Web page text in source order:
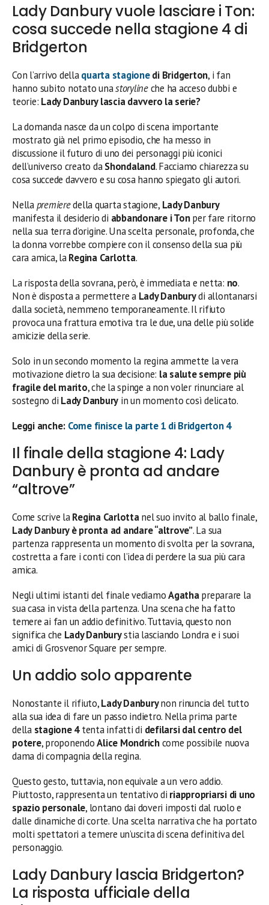
Lady Danbury vuole lasciare i Ton:
cosa succede nella stagione 4 di
Bridgerton
Con l’arrivo dellaquarta stagionedi Bridgerton, i fan
hanno subito notato unastorylineche ha acceso dubbi e
teorie: Lady Danbury lascia davvero la serie?
La domanda nasce da un colpo di scena importante
mostrato già nel primo episodio, che ha messo in
discussione il futuro di uno dei personaggi più iconici
dell’universo creato daShondaland. Facciamo chiarezza su
cosa succede davvero e su cosa hanno spiegato gli autori.
Nellapremieredella quarta stagione, Lady Danbury
manifesta il desiderio di abbandonare i Tonper fare ritorno
nella sua terra d’origine. Una scelta personale, profonda, che
la donna vorrebbe compiere con il consenso della sua più
cara amica, laRegina Carlotta.
La risposta della sovrana, però, è immediata e netta: no.
Non è disposta a permettere aLady Danburydi allontanarsi
dalla società, nemmeno temporaneamente. Il rifiuto
provoca una frattura emotiva tra le due, una delle più solide
amicizie della serie.
Solo in un secondo momento la regina ammette la vera
motivazione dietro la sua decisione: la salute sempre più
fragile del marito, che la spinge a non voler rinunciare al
sostegno di Lady Danbury in un momento così delicato.
Leggi anche: Come finisce la parte 1 di Bridgerton 4
Il finale della stagione 4: Lady
Danbury è pronta ad andare
“altrove”
Come scrive laRegina Carlottanel suo invito al ballo finale,
Lady Danbury è pronta ad andare “altrove”. La sua
partenza rappresenta un momento di svolta per la sovrana,
costretta a fare i conti con l’idea di perdere la sua più cara
amica.
Negli ultimi istanti del finale vediamoAgathapreparare la
sua casa in vista della partenza. Una scena che ha fatto
temere ai fan un addio definitivo. Tuttavia, questo non
significa che Lady Danburystia lasciando Londra e i suoi
amici di Grosvenor Square per sempre.
Un addio solo apparente
Nonostante il rifiuto,Lady Danburynon rinuncia del tutto
alla sua idea di fare un passo indietro. Nella prima parte
della stagione 4tenta infatti di defilarsi dal centro del
potere, proponendoAlice Mondrichcome possibile nuova
dama di compagnia della regina.
Questo gesto, tuttavia, non equivale a un vero addio.
Piuttosto, rappresenta un tentativo di riappropriarsi di uno
spazio personale, lontano dai doveri imposti dal ruolo e
dalle dinamiche di corte. Una scelta narrativa che ha portato
molti spettatori a temere un’uscita di scena definitiva del
personaggio.
Lady Danbury lascia Bridgerton?
La risposta ufficiale della